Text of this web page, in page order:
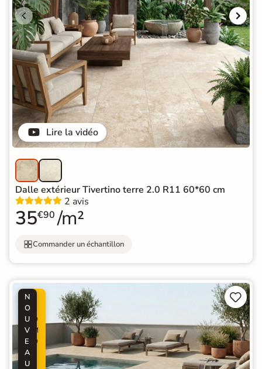
Lire la vidéo
Dalle extérieur Tivertino terre 2.0 R11 60*60 cm
2 avis
35€90 /m²
Commander un échantillon
R
O
M
O
N
O
U
V
E
A
U

